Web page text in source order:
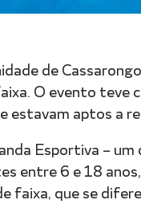
de
O evento teve
aptos a
Esportiva –
entre 6 e 18
faixa, que se